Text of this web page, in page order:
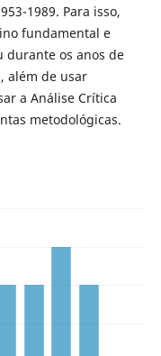
1989. Para isso,
fundamental e
durante os anos de
além de usar
a Análise Crítica
metodológicas.